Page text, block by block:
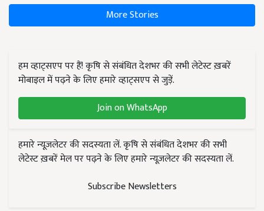
More Stories
हम व्हाट्सएप पर हैं! कृषि से संबंधित देशभर की सभी लेटेस्ट ख़बरें
मोबाइल में पढ़ने के लिए हमारे व्हाट्सएप से जुड़ें.
Join on WhatsApp
हमारे न्यूज़लेटर की सदस्यता लें. कृषि से संबंधित देशभर की सभी
लेटेस्ट ख़बरें मेल पर पढ़ने के लिए हमारे न्यूज़लेटर की सदस्यता लें.
Subscribe Newsletters